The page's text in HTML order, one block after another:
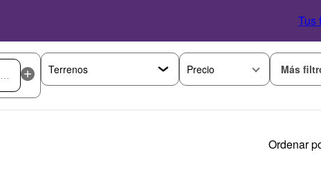
Tus
Precio Más
Ordenar